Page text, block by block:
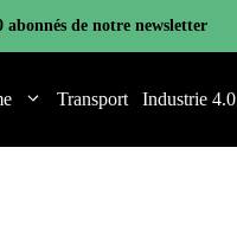
abonnés de notre newsletter
Transport Industrie 4.0